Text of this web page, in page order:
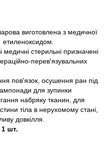
виготовлена з медичної
етиленоксидом.
медичні стерильні призначені
перев'язувальних
пов'язок, осушення ран під
для зупинки
набряку тканин, для
тіла в нерухомому стані,
довкілля.
1 шт.